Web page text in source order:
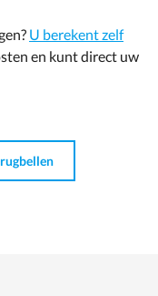
U berekent zelf
en kunt direct uw